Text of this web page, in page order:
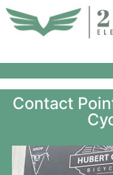
Aller
au
Contact